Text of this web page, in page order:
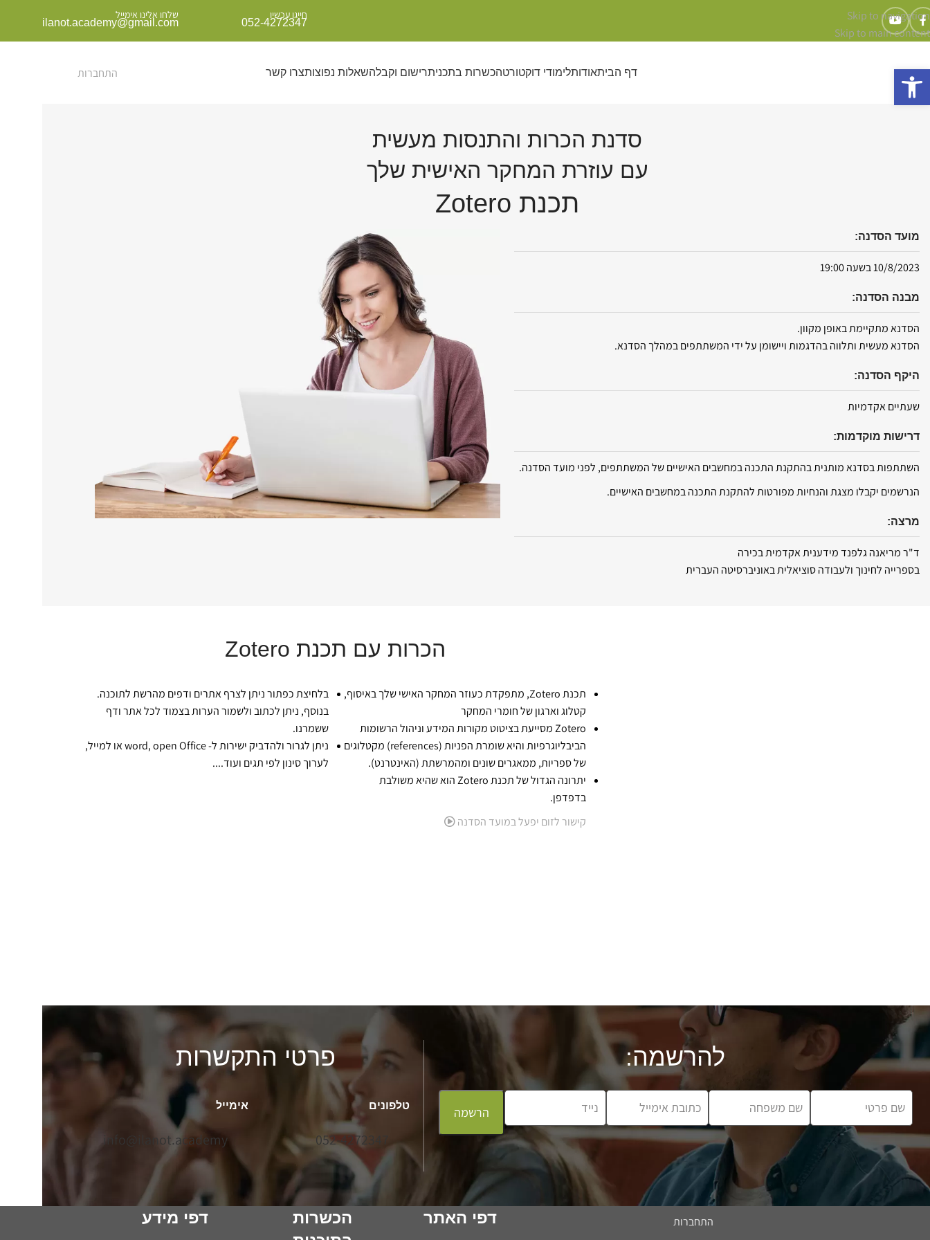
Skip to navigation
Skip to main content
חייגו עכשיו
052-4272347
שלחו אלינו אימייל
ilanot.academy@gmail.com
דף הביתאודותלימודי דוקטורטהכשרות בתכניתרישום וקבלהשאלות נפוצותצרו קשר התחברות
סדנת הכרות והתנסות מעשית
עם עוזרת המחקר האישית שלך
תכנת Zotero
מועד הסדנה:
10/8/2023 בשעה 19:00
מבנה הסדנה:
הסדנא מתקיימת באופן מקוון.
הסדנא מעשית ותלווה בהדגמות ויישומן על ידי המשתתפים במהלך הסדנא.
היקף הסדנה:
שעתיים אקדמיות
דרישות מוקדמות:
השתתפות בסדנא מותנית בהתקנת התכנה במחשבים האישיים של המשתתפים, לפני מועד הסדנה.
הנרשמים יקבלו מצגת והנחיות מפורטות להתקנת התכנה במחשבים האישיים.
מרצה:
ד"ר מריאנה גלפנד מידענית אקדמית בכירה
בספרייה לחינוך ולעבודה סוציאלית באוניברסיטה העברית
הכרות עם תכנת Zotero
תכנת Zotero, מתפקדת כעוזר המחקר האישי שלך באיסוף,
קטלוג וארגון של חומרי המחקר
Zotero מסייעת בציטוט מקורות המידע וניהול הרשומות
הביבליוגרפיות והיא שומרת הפניות (references) מקטלוגים
של ספריות, ממאגרים שונים ומהמרשתת (האינטרנט).
יתרונה הגדול של תכנת Zotero הוא שהיא משולבת
בדפדפן.
בלחיצת כפתור ניתן לצרף אתרים ודפים מהרשת לתוכנה.
בנוסף, ניתן לכתוב ולשמור הערות בצמוד לכל אתר ודף
ששמרנו.
ניתן לגרור ולהדביק ישירות ל- word, open Office או למייל,
לערוך סינון לפי תגים ועוד....
קישור לזום יפעל במועד הסדנה
להרשמה:
הרשמה
פרטי התקשרות
טלפונים
052-4272347
אימייל
info@ilanot.academy
התחברות דפי האתר
הכשרות
דפי מידע
פתח סרגל נגישות